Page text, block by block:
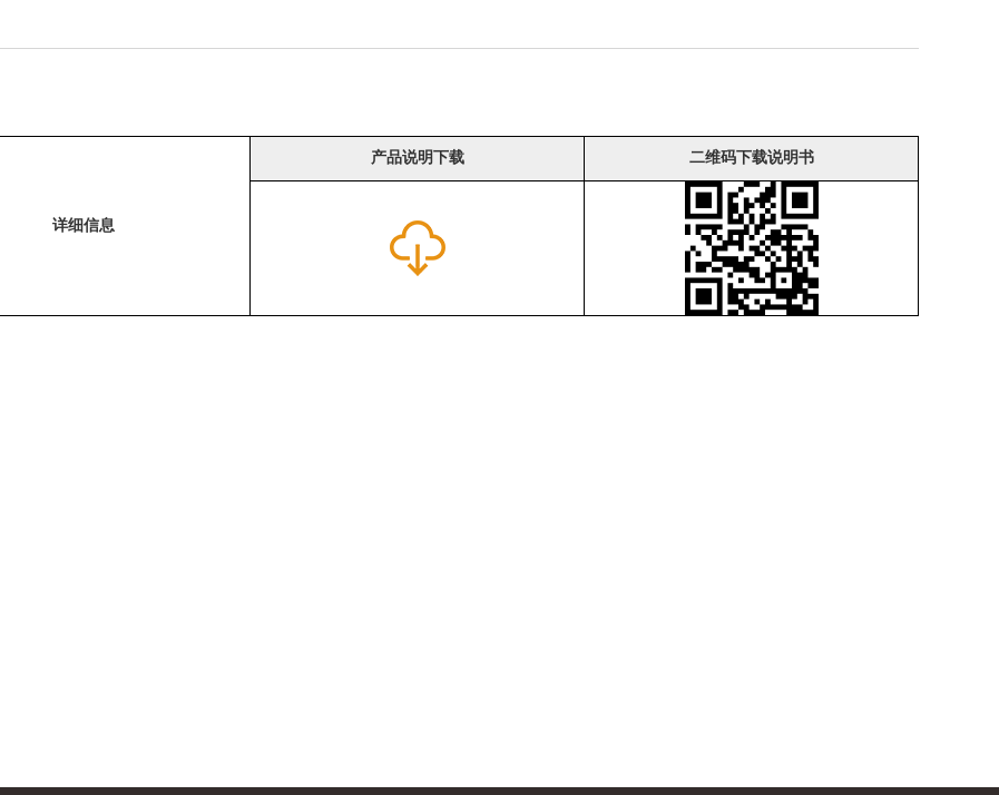
详细信息
产品说明下载 二维码下载说明书